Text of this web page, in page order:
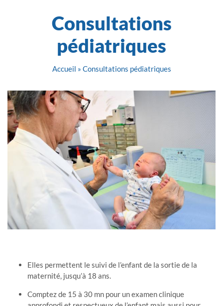
Consultations
pédiatriques
Accueil » Consultations pédiatriques
Elles permettent le suivi de l’enfant de la sortie de la
maternité, jusqu’à 18 ans.
Comptez de 15 à 30 mn pour un examen clinique